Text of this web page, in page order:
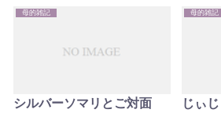
母的雑記
シルバーソマリとご対面
母的雑記
じぃ